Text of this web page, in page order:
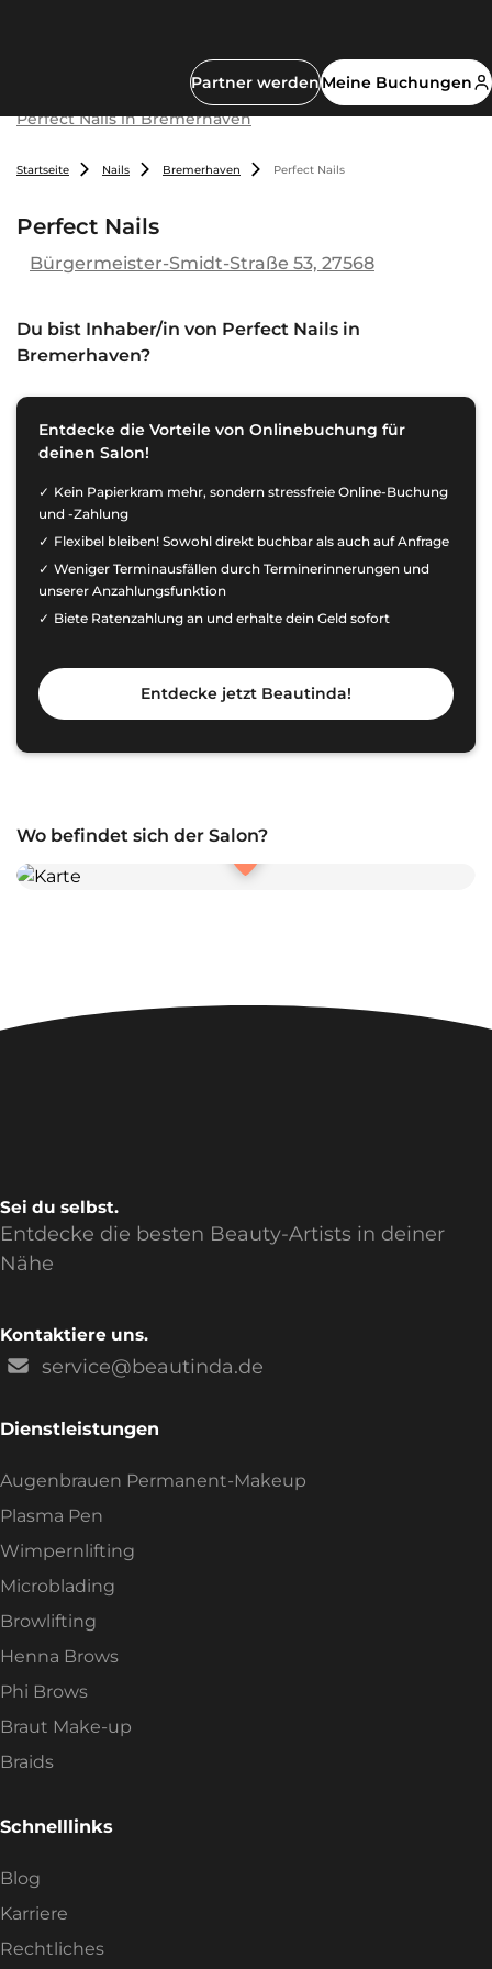
Partner werdenMeine Buchungen
Perfect Nails in Bremerhaven
Startseite Nails Bremerhaven Perfect Nails
Perfect Nails
Bürgermeister-Smidt-Straße 53, 27568
Du bist Inhaber/in von Perfect Nails in
Bremerhaven?
Entdecke die Vorteile von Onlinebuchung für
deinen Salon!
Kein Papierkram mehr, sondern stressfreie Online-Buchung
und -Zahlung
Flexibel bleiben! Sowohl direkt buchbar als auch auf Anfrage
Weniger Terminausfällen durch Terminerinnerungen und
unserer Anzahlungsfunktion
Biete Ratenzahlung an und erhalte dein Geld sofort
Entdecke jetzt Beautinda!
Wo befindet sich der Salon?
Sei du selbst.
Entdecke die besten Beauty-Artists in deiner
Nähe
Kontaktiere uns.
service@beautinda.de
Dienstleistungen
Augenbrauen Permanent-Makeup
Plasma Pen
Wimpernlifting
Microblading
Browlifting
Henna Brows
Phi Brows
Braut Make-up
Braids
Schnelllinks
Blog
Karriere
Rechtliches